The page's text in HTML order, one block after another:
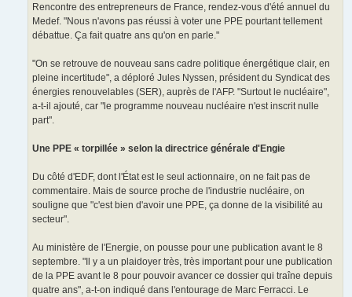
Rencontre des entrepreneurs de France, rendez-vous d'été annuel du
Medef. "Nous n'avons pas réussi à voter une PPE pourtant tellement
débattue. Ça fait quatre ans qu'on en parle."
"On se retrouve de nouveau sans cadre politique énergétique clair, en
pleine incertitude", a déploré Jules Nyssen, président du Syndicat des
énergies renouvelables (SER), auprès de l'AFP. "Surtout le nucléaire",
a-t-il ajouté, car "le programme nouveau nucléaire n'est inscrit nulle
part".
Une PPE « torpillée » selon la directrice générale d'Engie
Du côté d'EDF, dont l'État est le seul actionnaire, on ne fait pas de
commentaire. Mais de source proche de l'industrie nucléaire, on
souligne que "c'est bien d'avoir une PPE, ça donne de la visibilité au
secteur".
Au ministère de l'Energie, on pousse pour une publication avant le 8
septembre. "Il y a un plaidoyer très, très important pour une publication
de la PPE avant le 8 pour pouvoir avancer ce dossier qui traîne depuis
quatre ans", a-t-on indiqué dans l'entourage de Marc Ferracci. Le